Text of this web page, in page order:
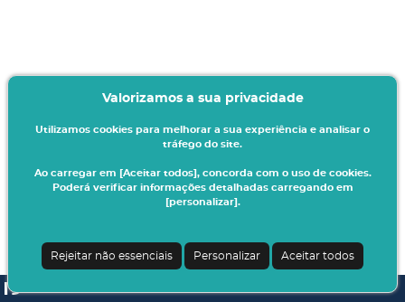
Valorizamos a sua privacidade
Utilizamos cookies para melhorar a sua experiência e analisar o
tráfego do site.
Ao carregar em [Aceitar todos], concorda com o uso de cookies.
Poderá verificar informações detalhadas carregando em
[personalizar].
Rejeitar não essenciais Personalizar Aceitar todos